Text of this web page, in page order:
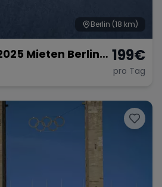
Berlin (18 km)
Mieten Berlin⎹ 199€
pro Tag